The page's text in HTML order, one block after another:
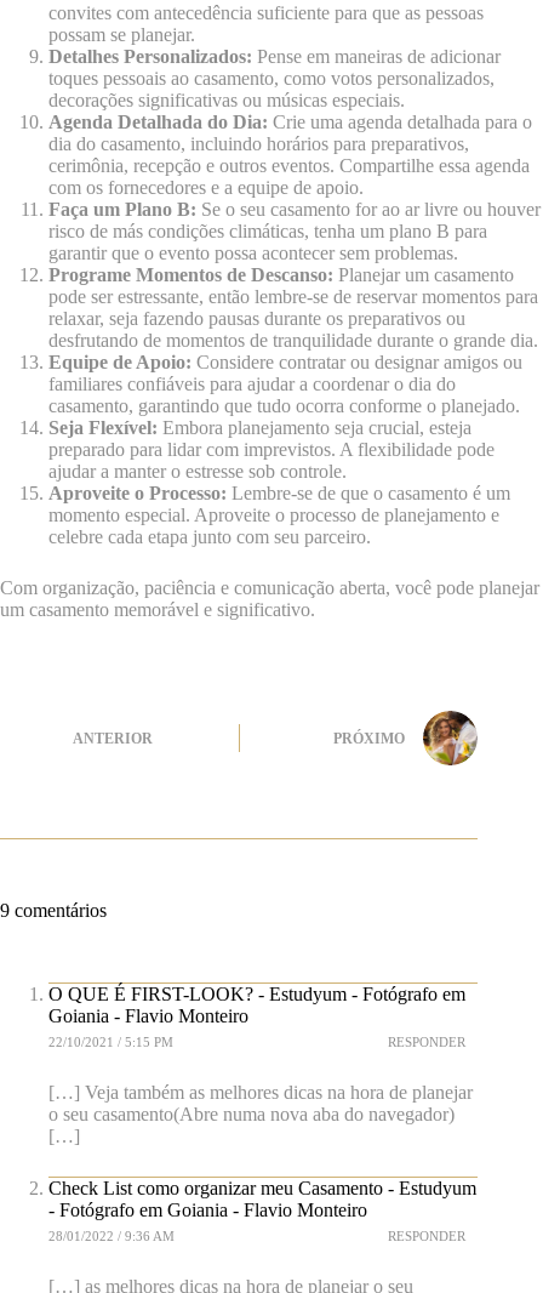
convites com antecedência suficiente para que as pessoas
possam se planejar.
Detalhes Personalizados: Pense em maneiras de adicionar
toques pessoais ao casamento, como votos personalizados,
decorações significativas ou músicas especiais.
Agenda Detalhada do Dia: Crie uma agenda detalhada para o
dia do casamento, incluindo horários para preparativos,
cerimônia, recepção e outros eventos. Compartilhe essa agenda
com os fornecedores e a equipe de apoio.
Faça um Plano B: Se o seu casamento for ao ar livre ou houver
risco de más condições climáticas, tenha um plano B para
garantir que o evento possa acontecer sem problemas.
Programe Momentos de Descanso: Planejar um casamento
pode ser estressante, então lembre-se de reservar momentos para
relaxar, seja fazendo pausas durante os preparativos ou
desfrutando de momentos de tranquilidade durante o grande dia.
Equipe de Apoio: Considere contratar ou designar amigos ou
familiares confiáveis para ajudar a coordenar o dia do
casamento, garantindo que tudo ocorra conforme o planejado.
Seja Flexível: Embora planejamento seja crucial, esteja
preparado para lidar com imprevistos. A flexibilidade pode
ajudar a manter o estresse sob controle.
Aproveite o Processo: Lembre-se de que o casamento é um
momento especial. Aproveite o processo de planejamento e
celebre cada etapa junto com seu parceiro.
Com organização, paciência e comunicação aberta, você pode planejar
um casamento memorável e significativo.
ANTERIOR PRÓXIMO
9 comentários
O QUE É FIRST-LOOK? - Estudyum - Fotógrafo em
Goiania - Flavio Monteiro
22/10/2021 / 5:15 PM RESPONDER
[…] Veja também as melhores dicas na hora de planejar
o seu casamento(Abre numa nova aba do navegador)
[…]
Check List como organizar meu Casamento - Estudyum
- Fotógrafo em Goiania - Flavio Monteiro
28/01/2022 / 9:36 AM RESPONDER
[…] as melhores dicas na hora de planejar o seu